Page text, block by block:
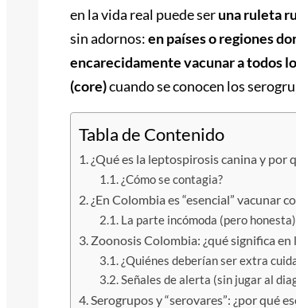
en la vida real puede seruna ruleta
sin adornos:en países o regiones
encarecidamente vacunar a todos
(core)cuando se conocen los
Tabla de Contenido
¿Qué es la leptospirosis canina y
¿Cómo se contagia?
¿En Colombia es “esencial” vacunar
La parte incómoda (pero honesta)
Zoonosis Colombia: ¿qué significa
¿Quiénes deberían ser extra
Señales de alerta (sin jugar al
Serogrupos y “serovares”: ¿por qué